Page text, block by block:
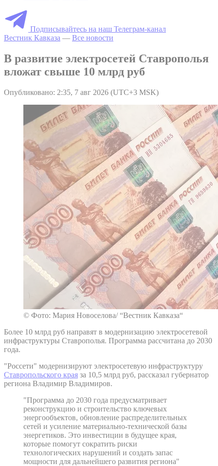
Подписывайтесь на наш Телеграм-канал
Вестник Кавказа — Все новости
В развитие электросетей Ставрополья
вложат свыше 10 млрд руб
Опубликовано: 2:35, 7 авг 2026 (UTC+3 MSK)
© Фото: Мария Новоселова/ “Вестник Кавказа“
Более 10 млрд руб направят в модернизацию электросетевой
инфраструктуры Ставрополья. Программа рассчитана до 2030
года.
"Россети" модернизируют электросетевую инфраструктуру
Ставропольского края за 10,5 млрд руб, рассказал губернатор
региона Владимир Владимиров.
"Программа до 2030 года предусматривает
реконструкцию и строительство ключевых
энергообъектов, обновление распределительных
сетей и усиление материально-технической базы
энергетиков. Это инвестиции в будущее края,
которые помогут сократить риски
технологических нарушений и создать запас
мощности для дальнейшего развития региона"